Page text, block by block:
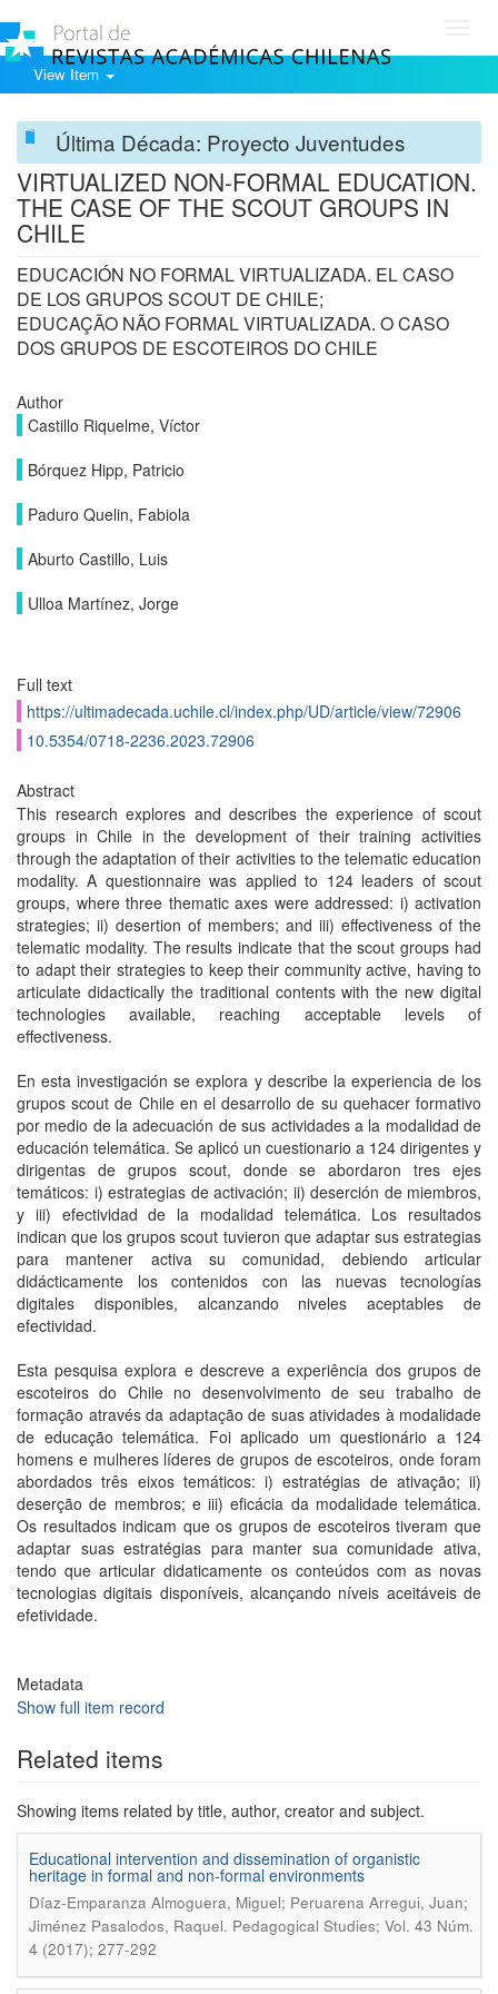
View Item
Última Década: Proyecto Juventudes
VIRTUALIZED NON-FORMAL EDUCATION.
THE CASE OF THE SCOUT GROUPS IN
CHILE
EDUCACIÓN NO FORMAL VIRTUALIZADA. EL CASO
DE LOS GRUPOS SCOUT DE CHILE;
EDUCAÇÃO NÃO FORMAL VIRTUALIZADA. O CASO
DOS GRUPOS DE ESCOTEIROS DO CHILE
Author
Castillo Riquelme, Víctor
Bórquez Hipp, Patricio
Paduro Quelin, Fabiola
Aburto Castillo, Luis
Ulloa Martínez, Jorge
Full text
https://ultimadecada.uchile.cl/index.php/UD/article/view/72906
10.5354/0718-2236.2023.72906
Abstract
This research explores and describes the experience of scout
groups in Chile in the development of their training activities
through the adaptation of their activities to the telematic education
modality. A questionnaire was applied to 124 leaders of scout
groups, where three thematic axes were addressed: i) activation
strategies; ii) desertion of members; and iii) effectiveness of the
telematic modality. The results indicate that the scout groups had
to adapt their strategies to keep their community active, having to
articulate didactically the traditional contents with the new digital
technologies available, reaching acceptable levels of
effectiveness.
En esta investigación se explora y describe la experiencia de los
grupos scout de Chile en el desarrollo de su quehacer formativo
por medio de la adecuación de sus actividades a la modalidad de
educación telemática. Se aplicó un cuestionario a 124 dirigentes y
dirigentas de grupos scout, donde se abordaron tres ejes
temáticos: i) estrategias de activación; ii) deserción de miembros,
y iii) efectividad de la modalidad telemática. Los resultados
indican que los grupos scout tuvieron que adaptar sus estrategias
para mantener activa su comunidad, debiendo articular
didácticamente los contenidos con las nuevas tecnologías
digitales disponibles, alcanzando niveles aceptables de
efectividad.
Esta pesquisa explora e descreve a experiência dos grupos de
escoteiros do Chile no desenvolvimento de seu trabalho de
formação através da adaptação de suas atividades à modalidade
de educação telemática. Foi aplicado um questionário a 124
homens e mulheres líderes de grupos de escoteiros, onde foram
abordados três eixos temáticos: i) estratégias de ativação; ii)
deserção de membros; e iii) eficácia da modalidade telemática.
Os resultados indicam que os grupos de escoteiros tiveram que
adaptar suas estratégias para manter sua comunidade ativa,
tendo que articular didaticamente os conteúdos com as novas
tecnologias digitais disponíveis, alcançando níveis aceitáveis de
efetividade.
Metadata
Show full item record
Related items
Showing items related by title, author, creator and subject.
Educational intervention and dissemination of organistic
heritage in formal and non-formal environments
Díaz-Emparanza Almoguera, Miguel; Peruarena Arregui, Juan;
Jiménez Pasalodos, Raquel. Pedagogical Studies; Vol. 43 Núm.
4 (2017); 277-292